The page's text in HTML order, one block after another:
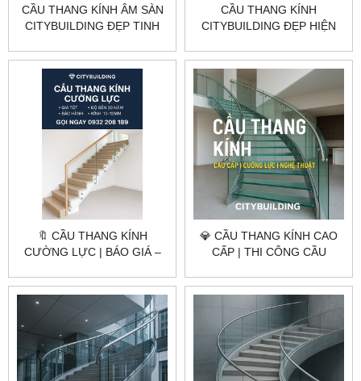
CẦU THANG KÍNH ÂM SÀN
CITYBUILDING ĐẸP TINH
CẦU
CẦU THANG KÍNH
CITYBUILDING ĐẸP HIỆN
THEO YÊU CẦU
🔖 CẦU THANG KÍNH
CƯỜNG LỰC | BÁO GIÁ –
MẪU ĐẸP – NHÀ MÁY
CITYBUILDING
💎 CẦU THANG KÍNH CAO
CẤP | THI CÔNG CẦU
– CITYBUILDING | NHÀ MÁY